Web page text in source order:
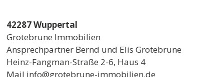
42287 Wuppertal
Grotebrune Immobilien
Ansprechpartner Bernd und Elis Grotebrune
Heinz-Fangman-Straße 2-6, Haus 4
Mail info@grotebrune-immobilien.de